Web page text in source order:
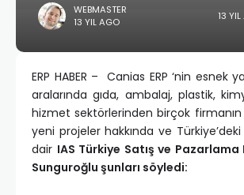
WEBMASTER
13 YIL AGO
13
ERP HABER – Canias ERP ‘nin esnek
aralarında gıda, ambalaj, plastik,
hizmet sektörlerinden birçok
yeni projeler hakkında ve Türkiye’deki
dair IAS Türkiye Satış ve Pazarlama
Sunguroğlu şunları söyledi: